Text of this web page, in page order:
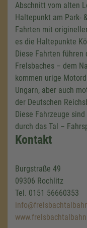
Abschnitt vom alten
Haltepunkt am Park-
Fahrten mit
es die Haltepunkte
Diese Fahrten
Frelsbaches – dem
kommen urige
Ungarn, aber auch
der Deutschen
Diese Fahrzeuge
durch das Tal –
Kontakt
Burgstraße 49
09306 Rochlitz
Tel. 0151 56660353